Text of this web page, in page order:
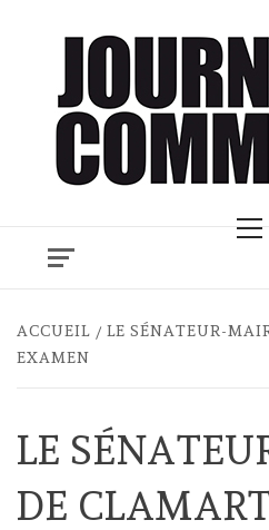
Menu
ACCUEIL
LE SÉNATEUR-
EXAMEN
LE
DE